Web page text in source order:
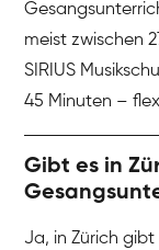
meist zwischen
SIRIUS
45 Minuten –
Gibt es in
Ja, in Zürich